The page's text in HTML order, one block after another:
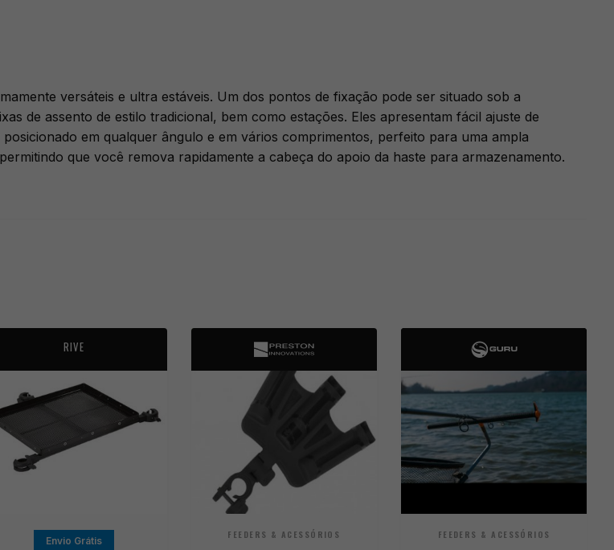
versáteis e ultra estáveis. Um dos pontos de fixação pode ser situado sob a
de assento de estilo tradicional, bem como estações. Eles apresentam fácil ajuste de
em qualquer ângulo e em vários comprimentos, perfeito para uma ampla
que você remova rapidamente a cabeça do apoio da haste para armazenamento.
RIVE
Envio Grátis
FEEDERS & ACESSÓRIOS FEEDERS & ACESSÓRIOS